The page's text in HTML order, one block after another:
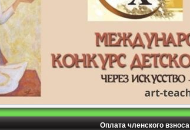
Оплата членского взноса